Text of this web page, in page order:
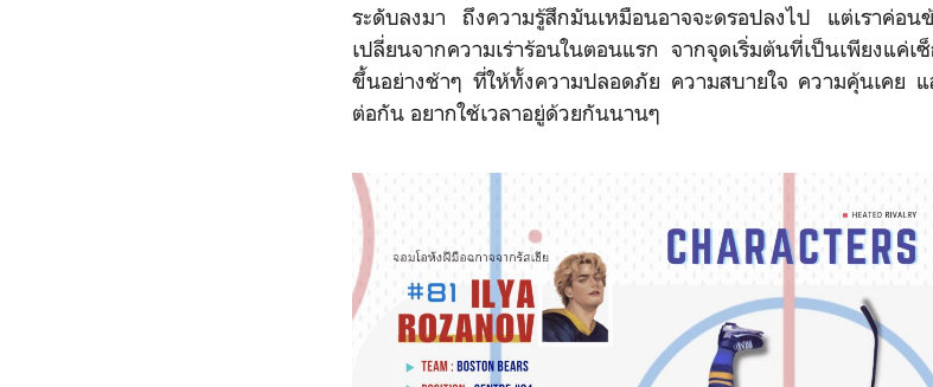
ระดับลงมา ถึงความรู้สึกมันเหมือนอาจจะดรอปลงไป แต่เราค่อ
เปลี่ยนจากความเร่าร้อนในตอนแรก จากจุดเริ่มต้นที่เป็นเพียงแค่
ขึ้นอย่างช้าๆ ที่ให้ทั้งความปลอดภัย ความสบายใจ ความคุ้นเคย แ
ต่อกัน อยากใช้เวลาอยู่ด้วยกันนานๆ